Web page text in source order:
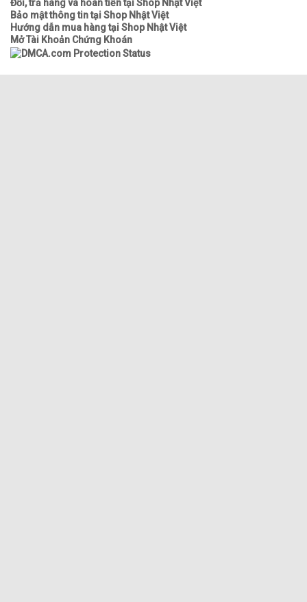
Đổi, trả hàng và hoàn tiền tại Shop Nhật Việt
Bảo mật thông tin tại Shop Nhật Việt
Hướng dẫn mua hàng tại Shop Nhật Việt
Mở Tài Khoản Chứng Khoán